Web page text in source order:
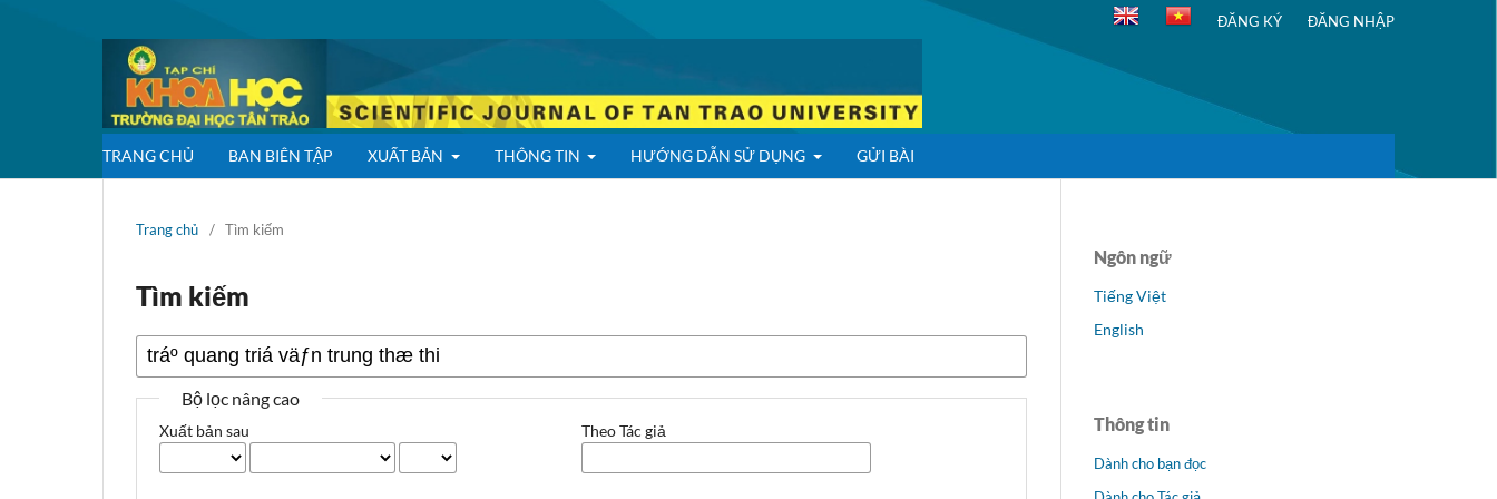
TRANG CHỦ BAN BIÊN TẬP XUẤT BẢN THÔNG TIN HƯỚNG DẪN SỬ DỤNG GỬI BÀI
ĐĂNG KÝ ĐĂNG NHẬP
Trang chủ / Tìm kiếm
Tìm kiếm
Bộ lọc nâng cao
Xuất bản sau Theo Tác giả
Ngôn ngữ
Tiếng Việt
English
Thông tin
Dành cho bạn đọc